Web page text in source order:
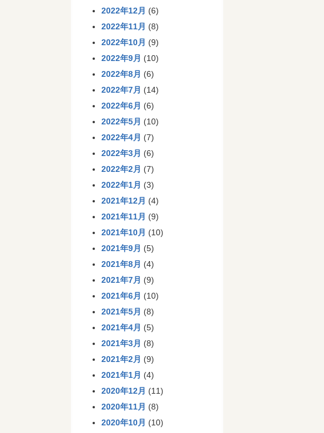
2022年12月 (6)
2022年11月 (8)
2022年10月 (9)
2022年9月 (10)
2022年8月 (6)
2022年7月 (14)
2022年6月 (6)
2022年5月 (10)
2022年4月 (7)
2022年3月 (6)
2022年2月 (7)
2022年1月 (3)
2021年12月 (4)
2021年11月 (9)
2021年10月 (10)
2021年9月 (5)
2021年8月 (4)
2021年7月 (9)
2021年6月 (10)
2021年5月 (8)
2021年4月 (5)
2021年3月 (8)
2021年2月 (9)
2021年1月 (4)
2020年12月 (11)
2020年11月 (8)
2020年10月 (10)